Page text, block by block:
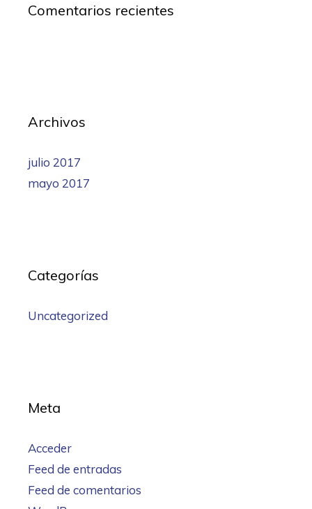
Comentarios recientes
Archivos
julio 2017
mayo 2017
Categorías
Uncategorized
Meta
Acceder
Feed de entradas
Feed de comentarios